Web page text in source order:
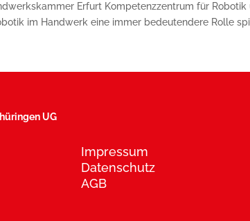
Erfurt Kompetenzzentrum für
im Handwerk eine immer bedeutendere Rolle
UG
Impressum
Datenschutz
AGB